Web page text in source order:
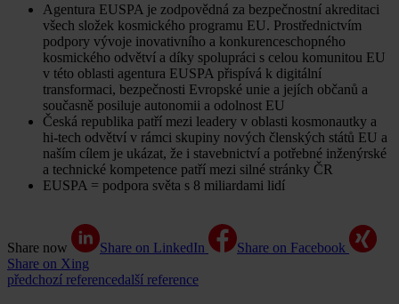
Agentura EUSPA je zodpovědná za bezpečnostní akreditaci
všech složek kosmického programu EU. Prostřednictvím
podpory vývoje inovativního a konkurenceschopného
kosmického odvětví a díky spolupráci s celou komunitou EU
v této oblasti agentura EUSPA přispívá k digitální
transformaci, bezpečnosti Evropské unie a jejích občanů a
současně posiluje autonomii a odolnost EU
Česká republika patří mezi leadery v oblasti kosmonautky a
hi-tech odvětví v rámci skupiny nových členských států EU a
naším cílem je ukázat, že i stavebnictví a potřebné inženýrské
a technické kompetence patří mezi silné stránky ČR
EUSPA = podpora světa s 8 miliardami lidí
Share now Share on LinkedIn
Share on Facebook
Share on Xing
předchozí referencedalší reference